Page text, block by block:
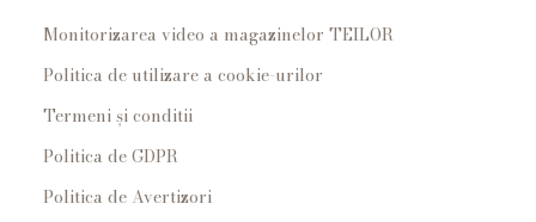
Monitorizarea video a magazinelor TEILOR
Politica de utilizare a cookie-urilor
Termeni și conditii
Politica de GDPR
Politica de Avertizori